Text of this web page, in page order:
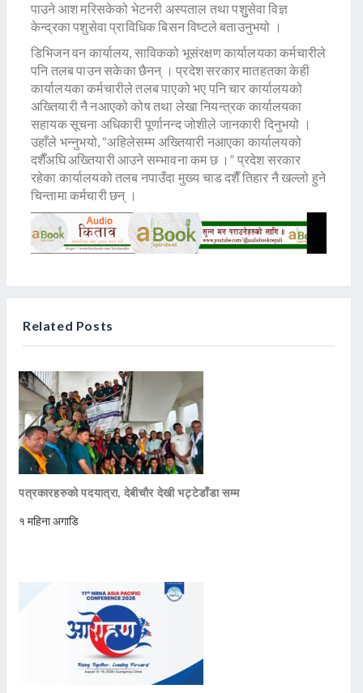
पाउने आश मरिसकेको भेटनरी अस्पताल तथा पशुुसेवा विज्ञ
केन्द्रका पशुसेवा प्राविधिक बिसन विष्टले बताउनुभयो ।
डिभिजन वन कार्यालय, साविकको भूसंरक्षण कार्यालयका कर्मचारीले
पनि तलब पाउन सकेका छैनन् । प्रदेश सरकार मातहतका केही
कार्यालयका कर्मचारीले तलब पाएको भए पनि चार कार्यालयको
अख्तियारी नै नआएको कोष तथा लेखा नियन्त्रक कार्यालयका
सहायक सूचना अधिकारी पूर्णानन्द जोशीले जानकारी दिनुभयो ।
उहाँले भन्नुभयो, “अहिलेसम्म अख्तियारी नआएका कार्यालयको
दशैँअघि अख्तियारी आउने सम्भावना कम छ ।” प्रदेश सरकार
रहेका कार्यालयको तलब नपाउँदा मुख्य चाड दशैँ तिहार नै खल्लो हुने
चिन्तामा कर्मचारी छन् ।
Related Posts
पत्रकारहरुको पदयात्रा, देबीचौर देखी भट्टेडाँडा सम्म
१ महिना अगाडि